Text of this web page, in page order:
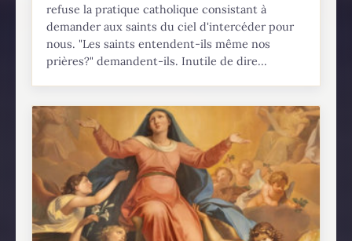
refuse la pratique catholique consistant à
demander aux saints du ciel d'intercéder pour
nous. "Les saints entendent-ils même nos
prières?" demandent-ils. Inutile de dire...